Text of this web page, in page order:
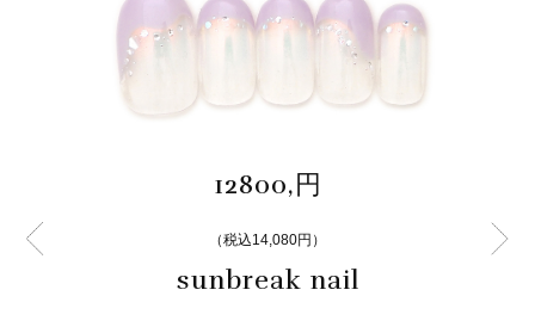
12800,円
（税込14,080円）
sunbreak nail